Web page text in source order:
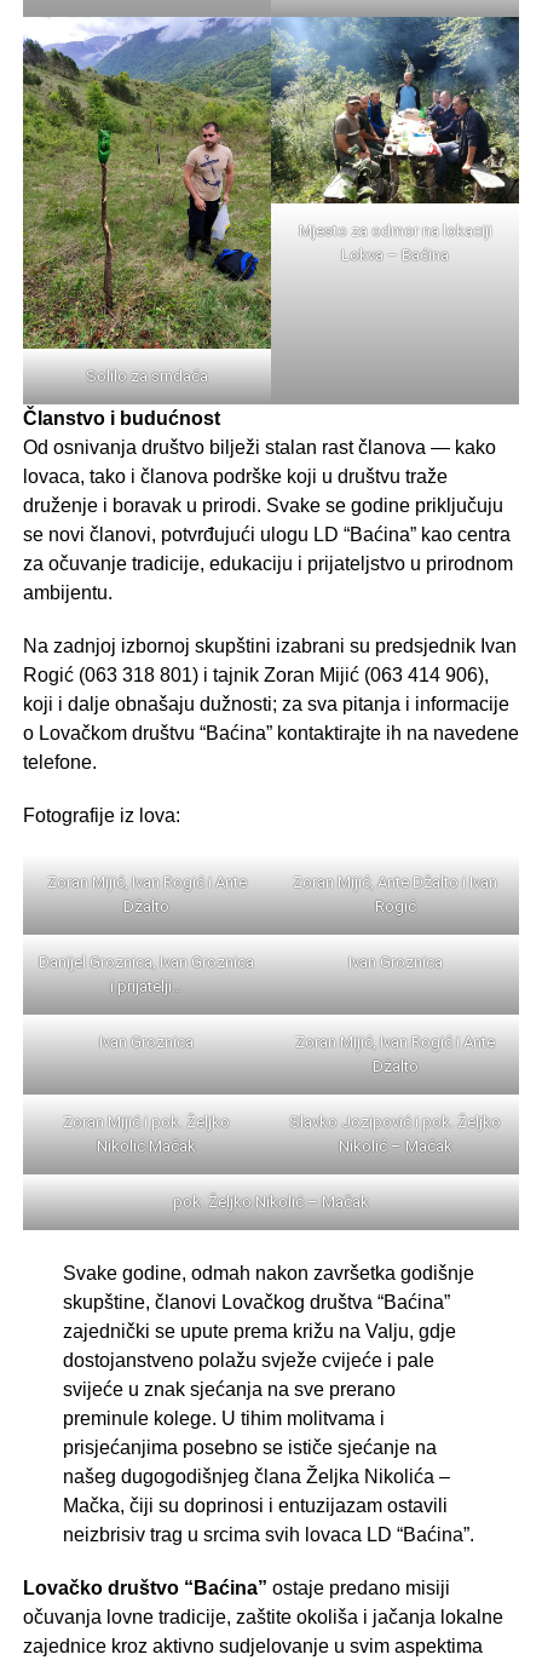
Solilo za srndaća
Mjesto za odmor na lokaciji
Lokva – Baćina
Članstvo i budućnost
Od osnivanja društvo bilježi stalan rast članova — kako
lovaca, tako i članova podrške koji u društvu traže
druženje i boravak u prirodi. Svake se godine priključuju
se novi članovi, potvrđujući ulogu LD “Baćina” kao centra
za očuvanje tradicije, edukaciju i prijateljstvo u prirodnom
ambijentu.
Na zadnjoj izbornoj skupštini izabrani su predsjednik Ivan
Rogić (063 318 801) i tajnik Zoran Mijić (063 414 906),
koji i dalje obnašaju dužnosti; za sva pitanja i informacije
o Lovačkom društvu “Baćina” kontaktirajte ih na navedene
telefone.
Fotografije iz lova:
Zoran Mijić, Ivan Rogić i Ante
Džalto
Zoran Mijić, Ante Džalto i Ivan
Rogić
Danijel Groznica, Ivan Groznica
i prijatelji…
Ivan Groznica
Ivan Groznica
Zoran Mijić, Ivan Rogić i Ante
Džalto
Zoran Mijić i pok. Željko
Nikolić Mačak
Slavko Jozipović i pok. Željko
Nikolić – Mačak
pok. Željko Nikolić – Mačak
Svake godine, odmah nakon završetka godišnje
skupštine, članovi Lovačkog društva “Baćina”
zajednički se upute prema križu na Valju, gdje
dostojanstveno polažu svježe cvijeće i pale
svijeće u znak sjećanja na sve prerano
preminule kolege. U tihim molitvama i
prisjećanjima posebno se ističe sjećanje na
našeg dugogodišnjeg člana Željka Nikolića –
Mačka, čiji su doprinosi i entuzijazam ostavili
neizbrisiv trag u srcima svih lovaca LD “Baćina”.
Lovačko društvo “Baćina” ostaje predano misiji
očuvanja lovne tradicije, zaštite okoliša i jačanja lokalne
zajednice kroz aktivno sudjelovanje u svim aspektima